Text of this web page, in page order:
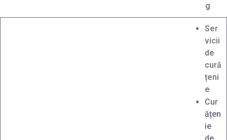
g
Ser
vicii
de
cură
țeni
e
Cur
ățen
ie